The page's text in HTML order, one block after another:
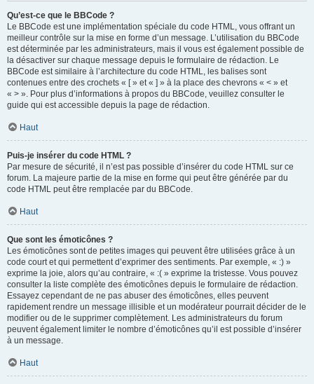
Qu’est-ce que le BBCode ?
Le BBCode est une implémentation spéciale du code HTML, vous offrant un
meilleur contrôle sur la mise en forme d’un message. L’utilisation du BBCode
est déterminée par les administrateurs, mais il vous est également possible de
la désactiver sur chaque message depuis le formulaire de rédaction. Le
BBCode est similaire à l’architecture du code HTML, les balises sont
contenues entre des crochets « [ » et « ] » à la place des chevrons « < » et
« > ». Pour plus d’informations à propos du BBCode, veuillez consulter le
guide qui est accessible depuis la page de rédaction.
Haut
Puis-je insérer du code HTML ?
Par mesure de sécurité, il n’est pas possible d’insérer du code HTML sur ce
forum. La majeure partie de la mise en forme qui peut être générée par du
code HTML peut être remplacée par du BBCode.
Haut
Que sont les émoticônes ?
Les émoticônes sont de petites images qui peuvent être utilisées grâce à un
code court et qui permettent d’exprimer des sentiments. Par exemple, « :) »
exprime la joie, alors qu’au contraire, « :( » exprime la tristesse. Vous pouvez
consulter la liste complète des émoticônes depuis le formulaire de rédaction.
Essayez cependant de ne pas abuser des émoticônes, elles peuvent
rapidement rendre un message illisible et un modérateur pourrait décider de le
modifier ou de le supprimer complètement. Les administrateurs du forum
peuvent également limiter le nombre d’émoticônes qu’il est possible d’insérer
à un message.
Haut